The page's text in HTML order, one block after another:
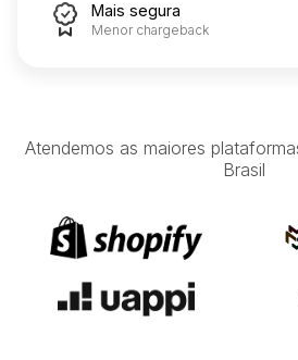
Mais segura
Menor chargeback
Atendemos as maiores
Brasil